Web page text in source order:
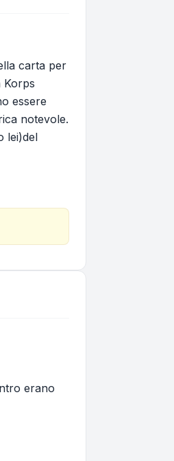
carta per
Korps
essere
notevole.
lei)del
erano